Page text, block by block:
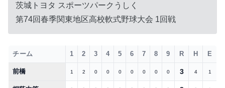
茨城トヨタ スポーツパークうしく
第74回春季関東地区高校軟式野球大会 1回戦
チーム 1 2 3 4 5 6 7 8 9 R H E
前橋 1 2 0 0 0 0 0 0 0 3 4 1